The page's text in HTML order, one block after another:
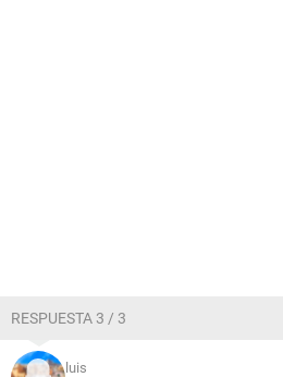
RESPUESTA 3 / 3
luis